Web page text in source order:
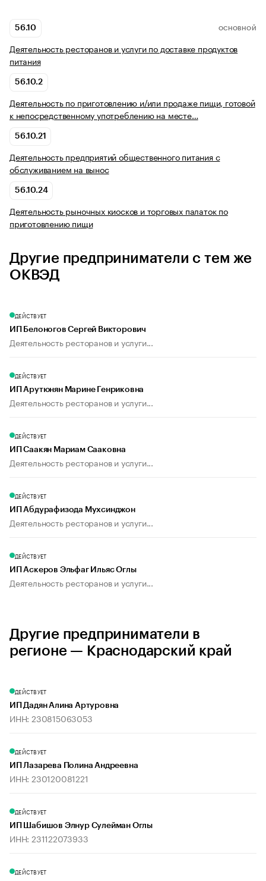
56.10 ОСНОВНОЙ
Деятельность ресторанов и услуги по доставке продуктов
питания
56.10.2
Деятельность по приготовлению и/или продаже пищи, готовой
к непосредственному употреблению на месте…
56.10.21
Деятельность предприятий общественного питания с
обслуживанием на вынос
56.10.24
Деятельность рыночных киосков и торговых палаток по
приготовлению пищи
Другие предприниматели с тем же
ОКВЭД
ДЕЙСТВУЕТ
ИП Белоногов Сергей Викторович
Деятельность ресторанов и услуги...
ДЕЙСТВУЕТ
ИП Арутюнян Марине Генриковна
Деятельность ресторанов и услуги...
ДЕЙСТВУЕТ
ИП Саакян Мариам Сааковна
Деятельность ресторанов и услуги...
ДЕЙСТВУЕТ
ИП Абдурафизода Мухсинджон
Деятельность ресторанов и услуги...
ДЕЙСТВУЕТ
ИП Аскеров Эльфаг Ильяс Оглы
Деятельность ресторанов и услуги...
Другие предприниматели в
регионе — Краснодарский край
ДЕЙСТВУЕТ
ИП Дадян Алина Артуровна
ИНН: 230815063053
ДЕЙСТВУЕТ
ИП Лазарева Полина Андреевна
ИНН: 230120081221
ДЕЙСТВУЕТ
ИП Шабишов Элнур Сулейман Оглы
ИНН: 231122073933
ДЕЙСТВУЕТ